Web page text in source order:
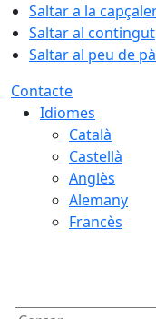
Saltar a la
Saltar al contingut
Saltar al peu de
Contacte
Idiomes
Català
Castellà
Anglès
Alemany
Francès